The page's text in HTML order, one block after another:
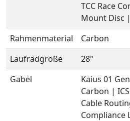
TCC Race
Mount Disc
Rahmenmaterial
Carbon
Laufradgröße
28"
Gabel
Kaius 01
Carbon |
Cable
Compliance